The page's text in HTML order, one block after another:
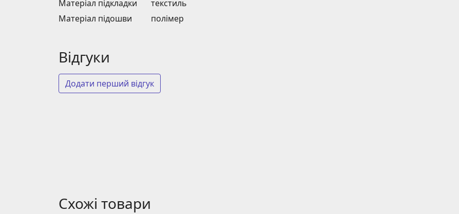
Матеріал підкладки
текстиль
Матеріал підошви
полімер
Відгуки
Додати перший відгук
Схожі товари